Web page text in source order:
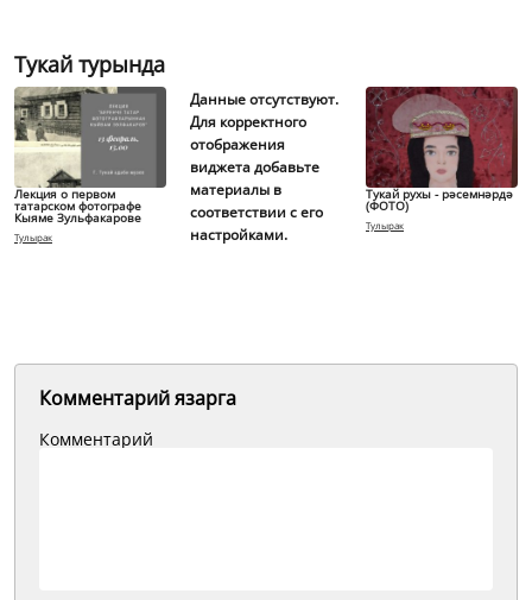
Тукай турында
Лекция о первом
татарском фотографе
Кыяме Зульфакарове
Тулырак
Данные отсутствуют.
Для корректного
отображения
виджета добавьте
материалы в
соответствии с его
настройками.
Тукай рухы - рәсемнәрдә
(ФОТО)
Тулырак
Комментарий язарга
Комментарий